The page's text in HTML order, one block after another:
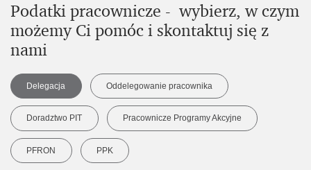
Podatki pracownicze - wybierz, w czym
możemy Ci pomóc i skontaktuj się z
nami
Delegacja Oddelegowanie pracownika
Doradztwo PIT Pracownicze Programy Akcyjne
PFRON PPK